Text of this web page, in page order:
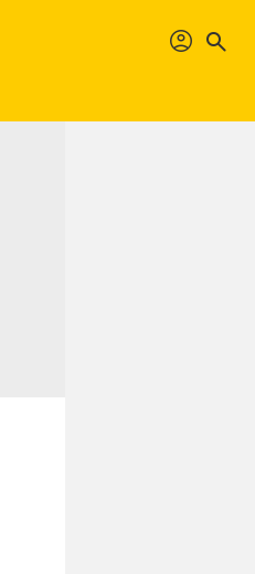
profil search